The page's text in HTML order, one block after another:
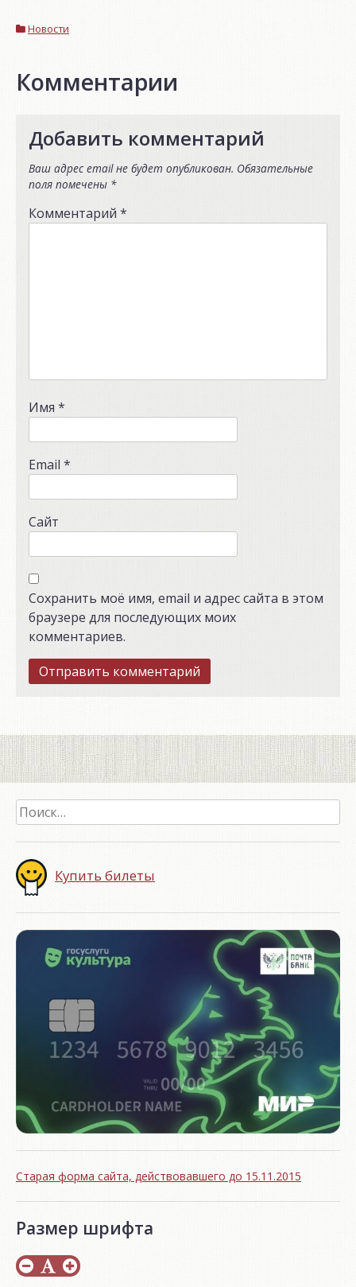
Новости
Комментарии
Добавить комментарий
Ваш адрес email не будет опубликован. Обязательные
поля помечены *
Комментарий *
Имя *
Email *
Сайт
Сохранить моё имя, email и адрес сайта в этом
браузере для последующих моих
комментариев.
Найти:
Купить билеты
Старая форма сайта, действовавшего до 15.11.2015
Размер шрифта